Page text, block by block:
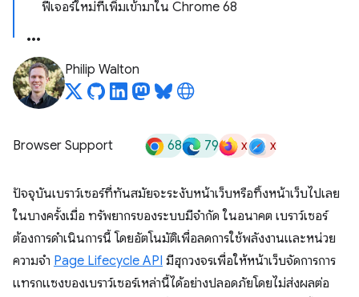
ฟีเจอร์ใหม่ที่เพิ่มเข้ามาใน Chrome 68
Philip Walton
Browser Support 68 79 x x
ปัจจุบันเบราว์เซอร์ที่ทันสมัยจะระงับหน้าเว็บหรือทิ้งหน้าเว็บไปเลย
ในบางครั้งเมื่อ ทรัพยากรของระบบมีจำกัด ในอนาคต เบราว์เซอร์
ต้องการดำเนินการนี้ โดยอัตโนมัติเพื่อลดการใช้พลังงานและหน่วย
ความจำ Page Lifecycle API มีฮุกวงจรเพื่อให้หน้าเว็บจัดการการ
แทรกแซงของเบราว์เซอร์เหล่านี้ได้อย่างปลอดภัยโดยไม่ส่งผลต่อ